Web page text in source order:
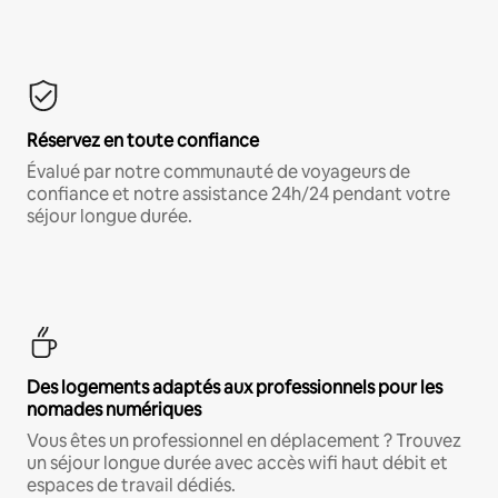
Réservez en toute confiance
Évalué par notre communauté de voyageurs de
confiance et notre assistance 24h/24 pendant votre
séjour longue durée.
Des logements adaptés aux professionnels pour les
nomades numériques
Vous êtes un professionnel en déplacement ? Trouvez
un séjour longue durée avec accès wifi haut débit et
espaces de travail dédiés.